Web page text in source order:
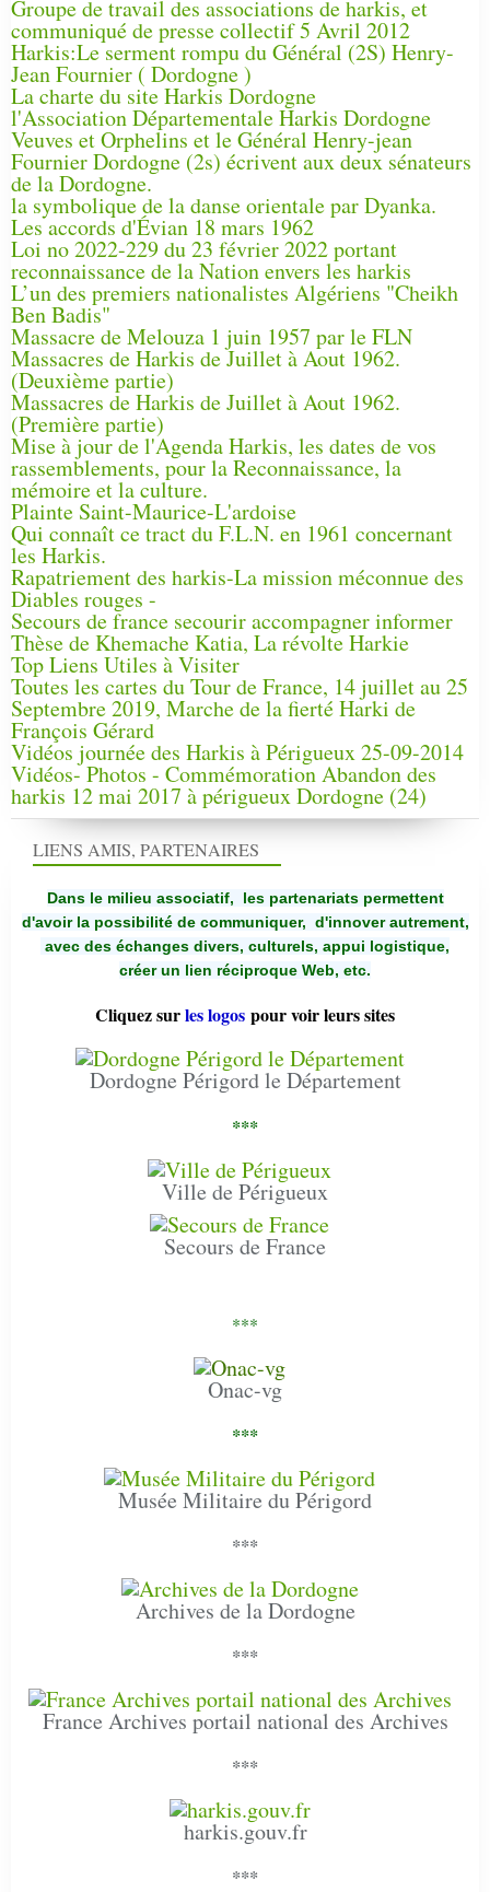
Groupe de travail des associations de harkis, et
communiqué de presse collectif 5 Avril 2012
Harkis:Le serment rompu du Général (2S) Henry-
Jean Fournier ( Dordogne )
La charte du site Harkis Dordogne
l'Association Départementale Harkis Dordogne
Veuves et Orphelins et le Général Henry-jean
Fournier Dordogne (2s) écrivent aux deux sénateurs
de la Dordogne.
la symbolique de la danse orientale par Dyanka.
Les accords d'Évian 18 mars 1962
Loi no 2022-229 du 23 février 2022 portant
reconnaissance de la Nation envers les harkis
L’un des premiers nationalistes Algériens "Cheikh
Ben Badis"
Massacre de Melouza 1 juin 1957 par le FLN
Massacres de Harkis de Juillet à Aout 1962.
(Deuxième partie)
Massacres de Harkis de Juillet à Aout 1962.
(Première partie)
Mise à jour de l'Agenda Harkis, les dates de vos
rassemblements, pour la Reconnaissance, la
mémoire et la culture.
Plainte Saint-Maurice-L'ardoise
Qui connaît ce tract du F.L.N. en 1961 concernant
les Harkis.
Rapatriement des harkis-La mission méconnue des
Diables rouges -
Secours de france secourir accompagner informer
Thèse de Khemache Katia, La révolte Harkie
Top Liens Utiles à Visiter
Toutes les cartes du Tour de France, 14 juillet au 25
Septembre 2019, Marche de la fierté Harki de
François Gérard
Vidéos journée des Harkis à Périgueux 25-09-2014
Vidéos- Photos - Commémoration Abandon des
harkis 12 mai 2017 à périgueux Dordogne (24)
LIENS AMIS, PARTENAIRES
Dans le milieu associatif, les partenariats permettent
d'avoir la possibilité de communiquer, d'innover autrement,
avec des échanges divers, culturels, appui logistique,
créer un lien réciproque Web, etc.
Cliquez surles logos pour voir leurs sites
Dordogne Périgord le Département
***
Ville de Périgueux
Secours de France
***
Onac-vg
***
Musée Militaire du Périgord
***
Archives de la Dordogne
***
France Archives portail national des Archives
***
harkis.gouv.fr
***